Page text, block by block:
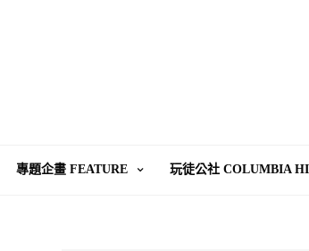
專題企畫 FEATURE 玩徒公社 COLUMBIA